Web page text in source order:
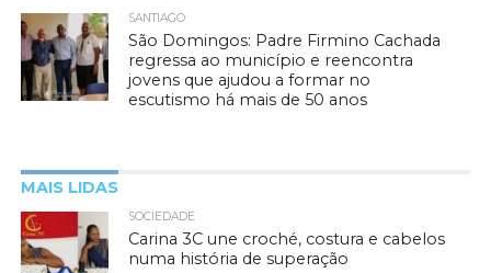
SANTIAGO
São Domingos: Padre Firmino Cachada
regressa ao município e reencontra
jovens que ajudou a formar no
escutismo há mais de 50 anos
MAIS LIDAS
SOCIEDADE
Carina 3C une croché, costura e cabelos
numa história de superação